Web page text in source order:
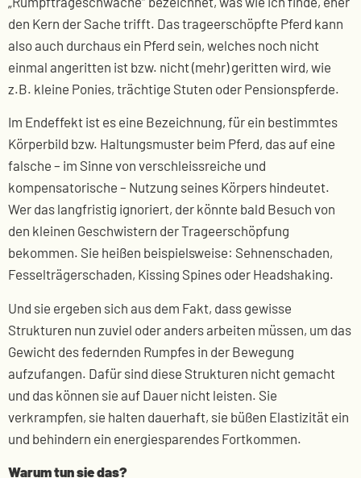
den Kern der Sache trifft. Das trageerschöpfte Pferd kann
also auch durchaus ein Pferd sein, welches noch nicht
einmal angeritten ist bzw. nicht (mehr) geritten wird, wie
z.B. kleine Ponies, trächtige Stuten oder Pensionspferde.
Im Endeffekt ist es eine Bezeichnung, für ein bestimmtes
Körperbild bzw. Haltungsmuster beim Pferd, das auf eine
falsche – im Sinne von verschleissreiche und
kompensatorische – Nutzung seines Körpers hindeutet.
Wer das langfristig ignoriert, der könnte bald Besuch von
den kleinen Geschwistern der Trageerschöpfung
bekommen. Sie heißen beispielsweise: Sehnenschaden,
Fesselträgerschaden, Kissing Spines oder Headshaking.
Und sie ergeben sich aus dem Fakt, dass gewisse
Strukturen nun zuviel oder anders arbeiten müssen, um das
Gewicht des federnden Rumpfes in der Bewegung
aufzufangen. Dafür sind diese Strukturen nicht gemacht
und das können sie auf Dauer nicht leisten. Sie
verkrampfen, sie halten dauerhaft, sie büßen Elastizität ein
und behindern ein energiesparendes Fortkommen.
Warum tun sie das?